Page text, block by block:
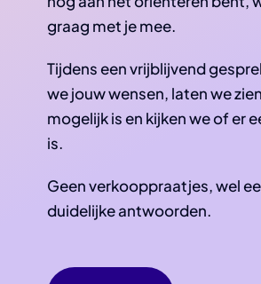
graag met je mee.
Tijdens een vrijblijvend
we jouw wensen, laten we
mogelijk is en kijken we of er
is.
Geen verkooppraatjes, wel
duidelijke antwoorden.